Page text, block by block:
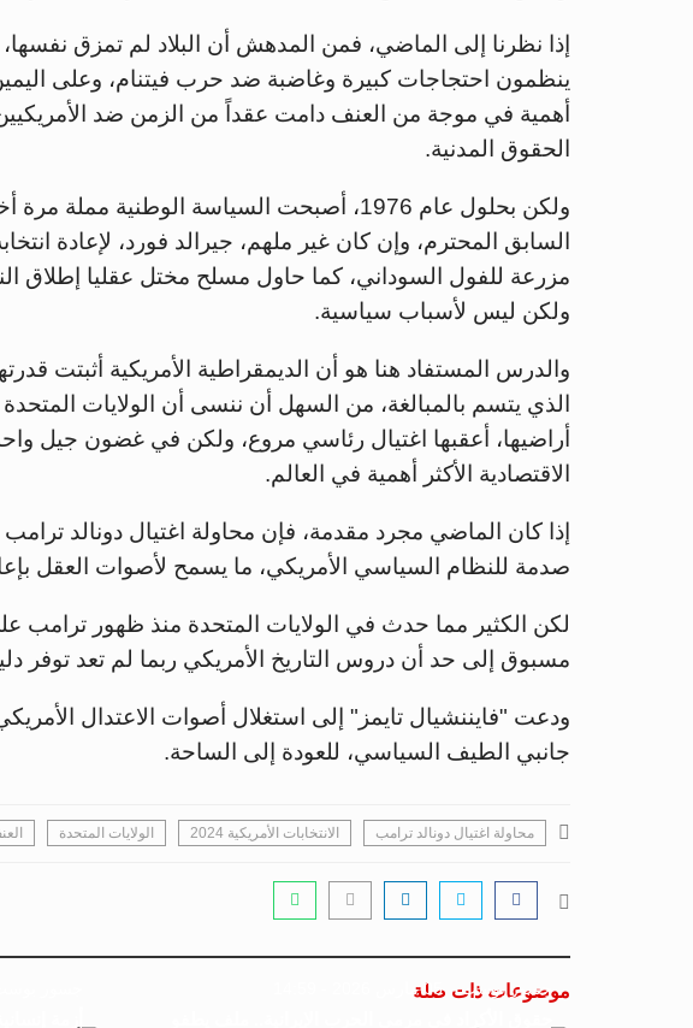
إذا نظرنا إلى الماضي، فمن المدهش أن البلاد لم تمزق نفسها،
ينظمون احتجاجات كبيرة وغاضبة ضد حرب فيتنام، وعلى
أهمية في موجة من العنف دامت عقداً من الزمن ضد
الحقوق المدنية.
ولكن بحلول عام 1976، أصبحت السياسة الوطنية
السابق المحترم، وإن كان غير ملهم، جيرالد فورد، لإعادة
ولكن ليس لأسباب سياسية.
والدرس المستفاد هنا هو أن الديمقراطية الأمريكية أثبتت
الذي يتسم بالمبالغة، من السهل أن ننسى أن الولايات
أراضيها، أعقبها اغتيال رئاسي مروع، ولكن في غضون جيل
الاقتصادية الأكثر أهمية في العالم.
إذا كان الماضي مجرد مقدمة، فإن محاولة اغتيال دونالد
صدمة للنظام السياسي الأمريكي، ما يسمح لأصوات العقل
لكن الكثير مما حدث في الولايات المتحدة منذ ظهور ترامب
مسبوق إلى حد أن دروس التاريخ الأمريكي ربما لم تعد توفر
ودعت "فايننشيال تايمز" إلى استغلال أصوات الاعتدال
جانبي الطيف السياسي، للعودة إلى الساحة.
محاولة اغتيال دونالد ترامب الانتخابات الأمريكية 2024 الولايات المتحدة
موضوعات ذات صلة
جسور بوست 05 مارس 2026 - 14:59